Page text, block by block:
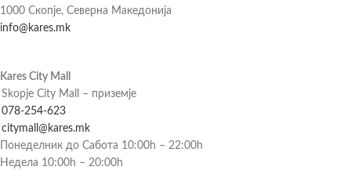
1000 Скопје, Северна Македонија
info@kares.mk
Kares City Mall
Skopje City Mall – приземје
078-254-623
citymall@kares.mk
Понеделник до Сабота 10:00h – 22:00h
Недела 10:00h – 20:00h